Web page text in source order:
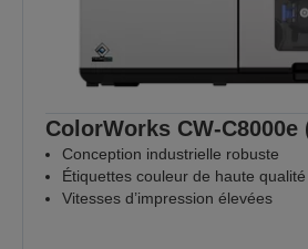
ColorWorks CW-C8000e
Conception industrielle robuste
Étiquettes couleur de haute qualité
Vitesses d’impression élevées